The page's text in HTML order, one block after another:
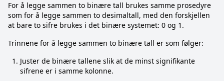
For å legge sammen to binære tall brukes samme prosedyre
som for å legge sammen to desimaltall, med den forskjellen
at bare to sifre brukes i det binære systemet: 0 og 1.
Trinnene for å legge sammen to binære tall er som følger:
Juster de binære tallene slik at de minst signifikante
sifrene er i samme kolonne.